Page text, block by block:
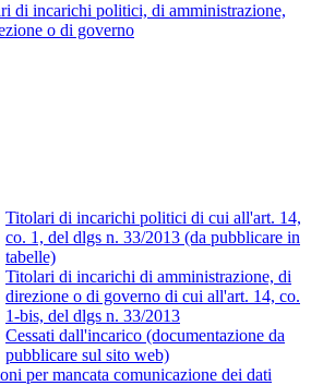
di incarichi politici, di amministrazione,
o di governo
Titolari di incarichi politici di cui all'art. 14,
co. 1, del dlgs n. 33/2013 (da pubblicare in
tabelle)
Titolari di incarichi di amministrazione, di
direzione o di governo di cui all'art. 14, co.
1-bis, del dlgs n. 33/2013
Cessati dall'incarico (documentazione da
pubblicare sul sito web)
per mancata comunicazione dei dati